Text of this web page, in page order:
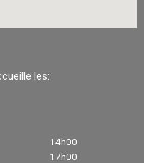
les:
14h00
17h00